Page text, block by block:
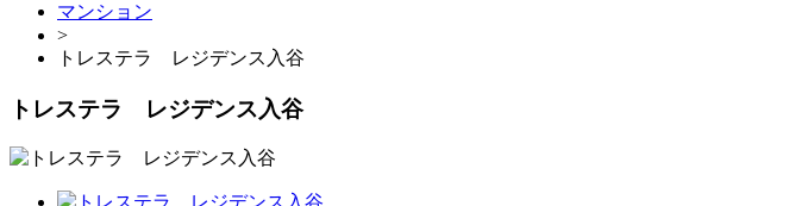
マンション
>
トレステラ レジデンス入谷
トレステラ レジデンス入谷